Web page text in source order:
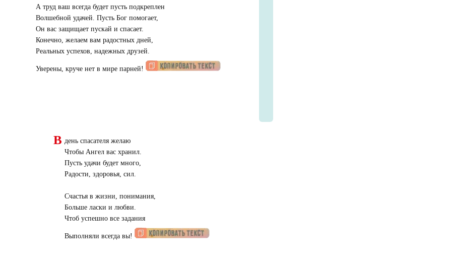
А труд ваш всегда будет пусть подкреплен
Волшебной удачей. Пусть Бог помогает,
Он вас защищает пускай и спасает.
Конечно, желаем вам радостных дней,
Реальных успехов, надежных друзей.
Уверены, круче нет в мире парней!
В день спасателя желаю
Чтобы Ангел вас хранил.
Пусть удачи будет много,
Радости, здоровья, сил.
Счастья в жизни, понимания,
Больше ласки и любви.
Чтоб успешно все задания
Выполняли всегда вы!